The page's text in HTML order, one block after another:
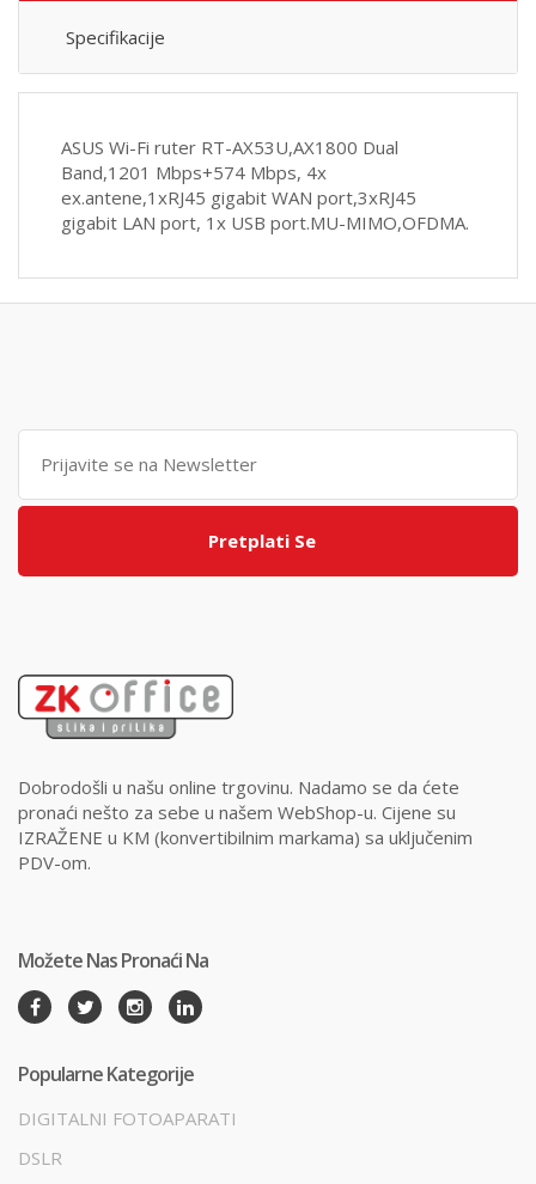
Specifikacije
ASUS Wi-Fi ruter RT-AX53U,AX1800 Dual
Band,1201 Mbps+574 Mbps, 4x
ex.antene,1xRJ45 gigabit WAN port,3xRJ45
gigabit LAN port, 1x USB port.MU-MIMO,OFDMA.
Pretplati Se
Dobrodošli u našu online trgovinu. Nadamo se da ćete
pronaći nešto za sebe u našem WebShop-u. Cijene su
IZRAŽENE u KM (konvertibilnim markama) sa uključenim
PDV-om.
Možete Nas Pronaći Na
Popularne Kategorije
DIGITALNI FOTOAPARATI
DSLR